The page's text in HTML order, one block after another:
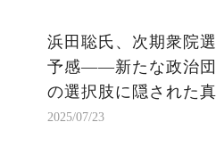
浜田聡氏、次期衆院
予感——新たな政治団
の選択肢に隠された
2025/07/23